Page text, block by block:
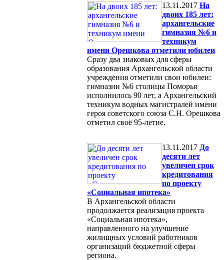
13.11.2017 На
двоих 185 лет:
архангельские
гимназия №6 и
техникум
имени Орешкова отметили юбилеи
Сразу два знаковых для сферы
образования Архангельской области
учреждения отметили свои юбилеи:
гимназии №6 столицы Поморья
исполнилось 90 лет, а Архангельский
техникум водных магистралей имени
героя советского союза С.Н. Орешкова
отметил своё 95-летие.
13.11.2017 До
десяти лет
увеличен срок
кредитования
по проекту
«Социальная ипотека»
В Архангельской области
продолжается реализация проекта
«Социальная ипотека»,
направленного на улучшение
жилищных условий работников
организаций бюджетной сферы
региона.